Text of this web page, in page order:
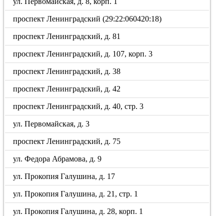
проспект Ленинградский (29:22:060420:18)
проспект Ленинградский, д. 81
проспект Ленинградский, д. 107, корп. 3
проспект Ленинградский, д. 38
проспект Ленинградский, д. 42
проспект Ленинградский, д. 40, стр. 3
ул. Первомайская, д. 3
проспект Ленинградский, д. 75
ул. Федора Абрамова, д. 9
ул. Прокопия Галушина, д. 17
ул. Прокопия Галушина, д. 21, стр. 1
ул. Прокопия Галушина, д. 28, корп. 1